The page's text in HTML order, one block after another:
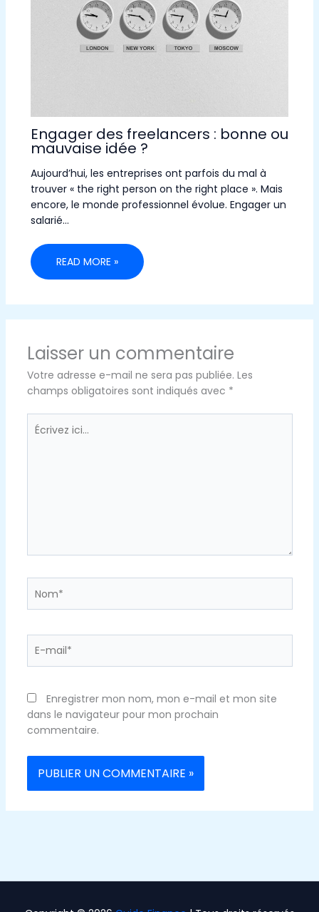
Engager des freelancers : bonne ou
mauvaise idée ?
Aujourd’hui, les entreprises ont parfois du mal à
trouver « the right person on the right place ». Mais
encore, le monde professionnel évolue. Engager un
salarié…
READ MORE »
Laisser un commentaire
Votre adresse e-mail ne sera pas publiée. Les
champs obligatoires sont indiqués avec *
Écrivez
ici…
mail*
Enregistrer mon nom, mon e-mail et mon site
dans le navigateur pour mon prochain
commentaire.